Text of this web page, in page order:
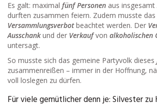
Es galt: maximal fünf Personen aus insgesamt
durften zusammen feiern. Zudem musste das
Versammlungsverbotbeachtet werden. Der
Ausschank und der Verkauf von alkoholischen
untersagt.
So musste sich das gemeine Partyvolk dieses
zusammenreißen – immer in der Hoffnung,
voll loslegen zu dürfen.
Für viele gemütlicher denn je: Silvester zu